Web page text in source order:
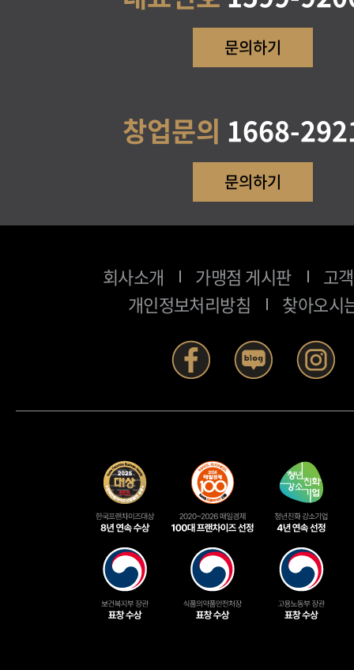
문의하기
창업문의 1668-
문의하기
회사소개 가맹점 게시판
고
개인정보처리방침
찾아오시